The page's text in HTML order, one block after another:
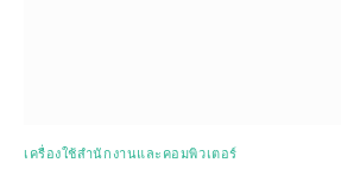
เครื่องใช้สำนักงานและคอมพิวเตอร์